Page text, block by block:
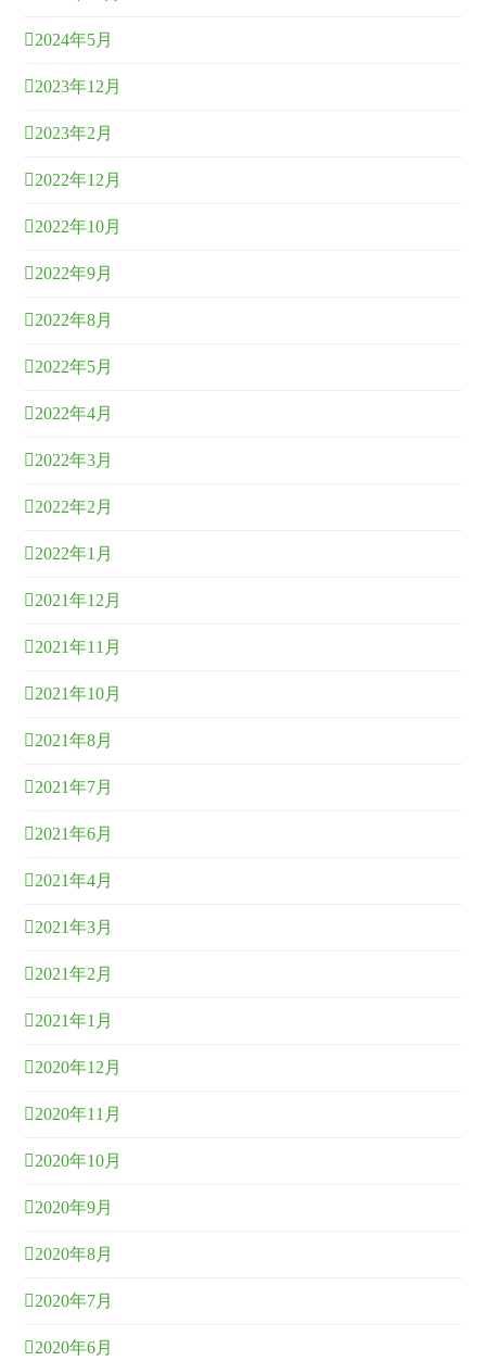
2024年5月
2023年12月
2023年2月
2022年12月
2022年10月
2022年9月
2022年8月
2022年5月
2022年4月
2022年3月
2022年2月
2022年1月
2021年12月
2021年11月
2021年10月
2021年8月
2021年7月
2021年6月
2021年4月
2021年3月
2021年2月
2021年1月
2020年12月
2020年11月
2020年10月
2020年9月
2020年8月
2020年7月
2020年6月